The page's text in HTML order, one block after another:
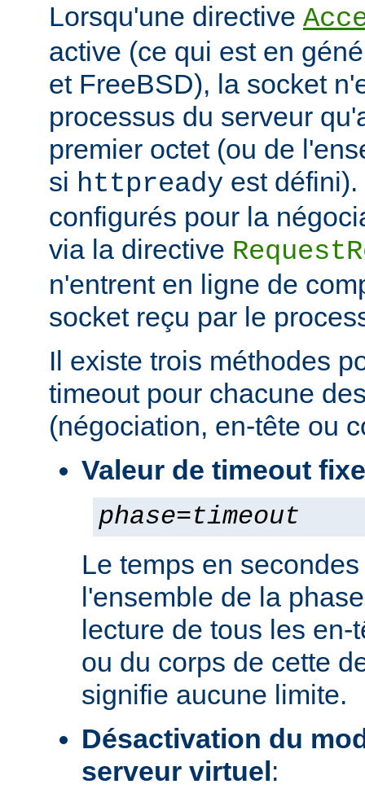
Lorsqu'une directive
active (ce qui est en
et FreeBSD), la socket
processus du serveur
premier octet (ou de
si httpready est
configurés pour la
via la directive
n'entrent en ligne de
socket reçu par le
Il existe trois méthodes
timeout pour chacune
(négociation, en-tête ou
Valeur de timeout fixe
phase=timeout
Le temps en
l'ensemble de la
lecture de tous les en-
ou du corps de cette
signifie aucune limite.
Désactivation du
serveur virtuel: